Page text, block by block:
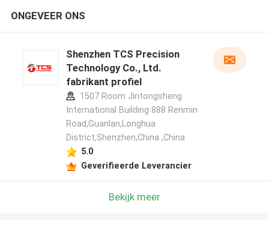
ONGEVEER ONS
Shenzhen TCS Precision
Technology Co., Ltd.
fabrikant profiel
1507 Room Jintongsheng
International Building 888 Renmin
Road,Guanlan,Longhua
District,Shenzhen,China ,China
5.0
Geverifieerde Leverancier
Bekijk meer